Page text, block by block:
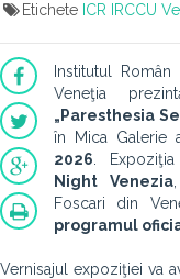
Etichete ICR IRCCU
Institutul
Veneţia
„Paresthesia
în Mica Galerie
2026 .
Night Venezia
Foscari din
programul
Vernisajul expoziţiei va